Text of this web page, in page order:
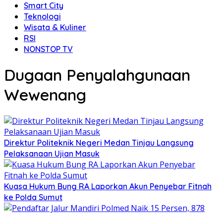
Smart City
Teknologi
Wisata & Kuliner
RSI
NONSTOP TV
Dugaan Penyalahgunaan
Wewenang
Direktur Politeknik Negeri Medan Tinjau Langsung
Pelaksanaan Ujian Masuk
Kuasa Hukum Bung RA Laporkan Akun Penyebar Fitnah
ke Polda Sumut